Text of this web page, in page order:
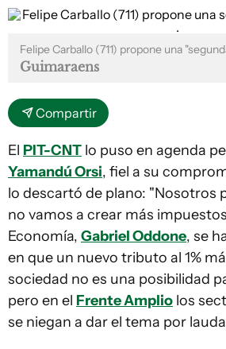
Felipe Carballo (711) propone una
Guimaraens
Compartir
El PIT-CNT lo puso en agenda
Yamandú Orsi, fiel a su
lo descartó de plano: "Nosotros
no vamos a crear más
Economía, Gabriel Oddone, se
en que un nuevo tributo al 1%
sociedad no es una posibilidad
pero en el Frente Amplio los
se niegan a dar el tema por